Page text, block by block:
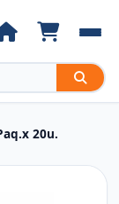
20u.